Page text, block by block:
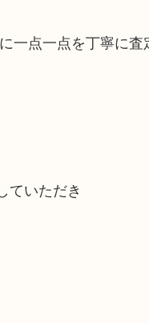
一点一点を丁寧に査
ていただき